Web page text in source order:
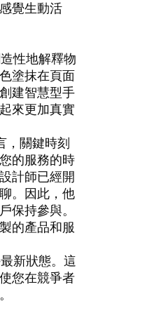
覺生動活
性地解釋物
塗抹在頁面
建智慧型手
來更加真實
，關鍵時刻
的服務的時
計師已經開
。因此，他
保持參與。
的產品和服
新狀態。這
您在競爭者